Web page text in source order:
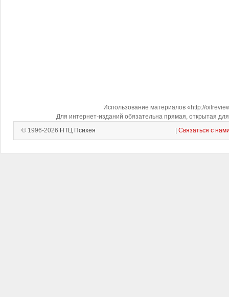
Использование материалов «http://
Для интернет-изданий обязательна прямая, открытая
© 1996-2026 НТЦ Психея Связаться с